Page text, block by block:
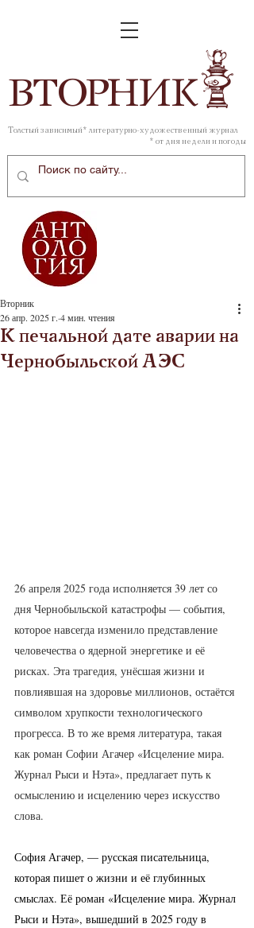
ВТОРНИК
Толстый зависимый* литературно-художественный журнал
* от дня недели и погоды
К печальной дате аварии на
Чернобыльской АЭС
Вторник
26 апр. 2025 г. 4 мин. чтения
26 апреля 2025 года исполняется 39 лет со
дня Чернобыльской катастрофы — события,
которое навсегда изменило представление
человечества о ядерной энергетике и её
рисках. Эта трагедия, унёсшая жизни и
повлиявшая на здоровье миллионов, остаётся
символом хрупкости технологического
прогресса. В то же время литература, такая
как роман Софии Агачер «Исцеление мира.
Журнал Рыси и Нэта», предлагает путь к
осмыслению и исцелению через искусство
слова.
София Агачер, — русская писательница,
которая пишет о жизни и её глубинных
смыслах. Её роман «Исцеление мира. Журнал
Рыси и Нэта», вышедший в 2025 году в